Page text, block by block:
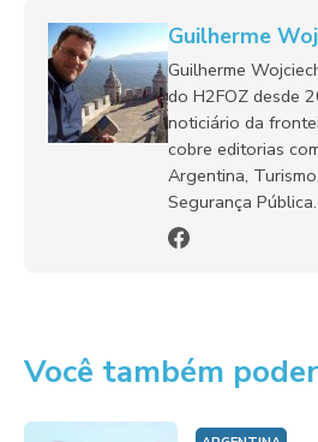
Guilherme
Guilherme
do H2FOZ desde
noticiário da
cobre editorias
Argentina,
Segurança Pública.
Você também